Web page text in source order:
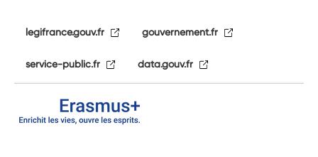
legifrance.gouv.fr gouvernement.fr
service-public.fr data.gouv.fr